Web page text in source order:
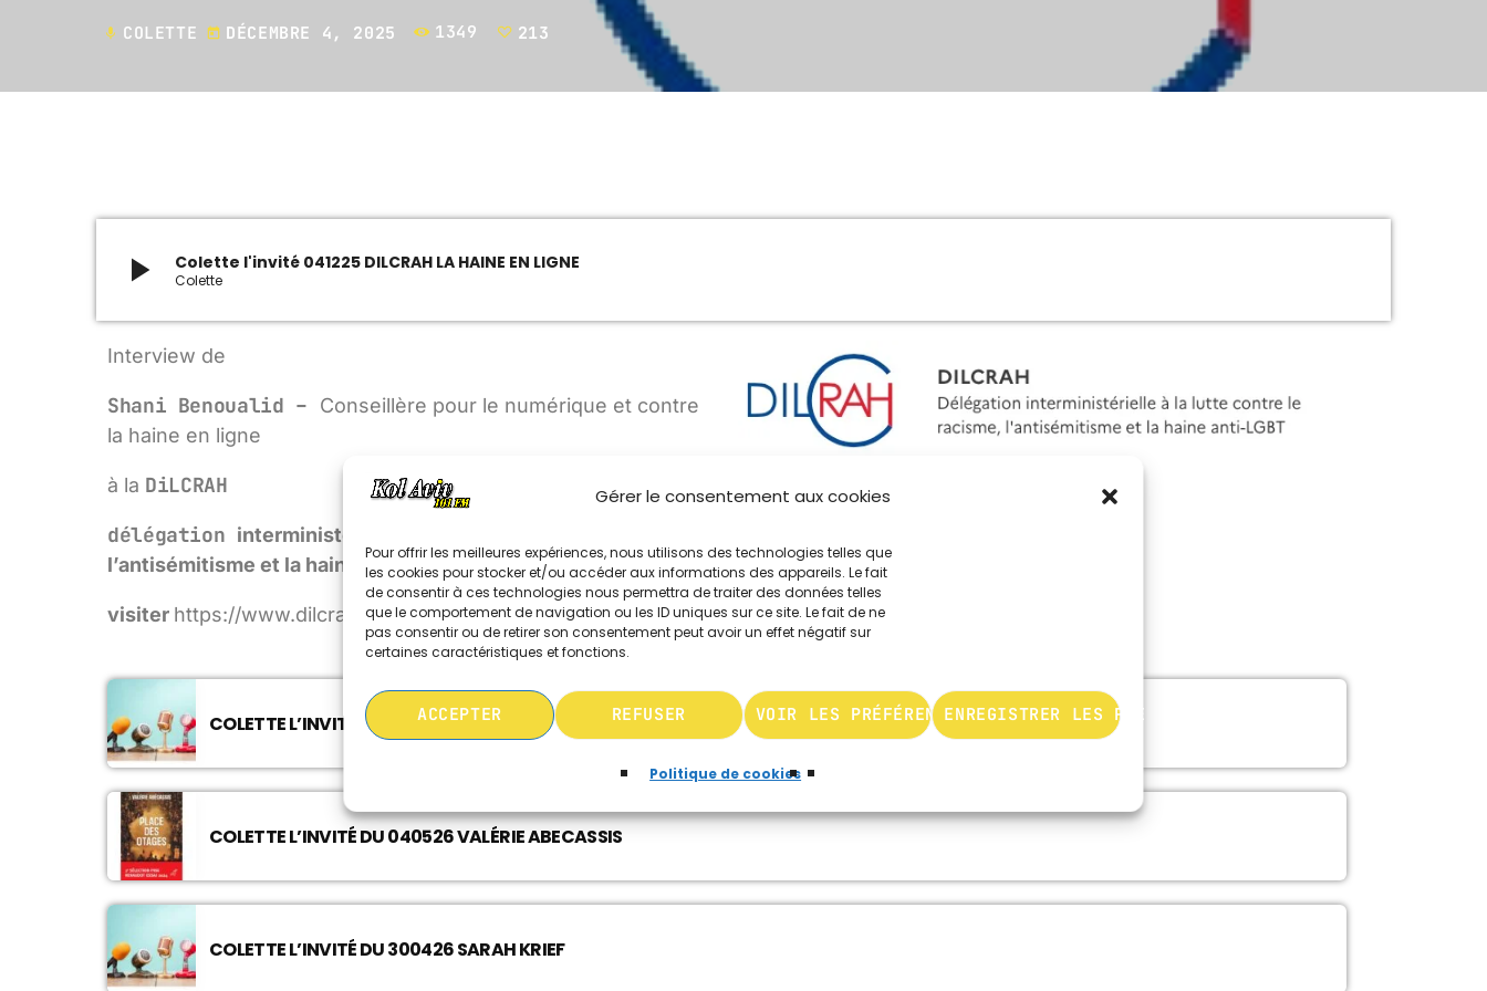
Gérer le consentement aux cookies
Pour offrir les meilleures expériences, nous utilisons des technologies telles que
les cookies pour stocker et/ou accéder aux informations des appareils. Le fait
de consentir à ces technologies nous permettra de traiter des données telles
que le comportement de navigation ou les ID uniques sur ce site. Le fait de ne
pas consentir ou de retirer son consentement peut avoir un effet négatif sur
certaines caractéristiques et fonctions.
ACCEPTER REFUSER VOIR LES PRÉFÉRENCESENREGISTRER LES PRÉFÉRENCES
Politique de cookies
mic COLETTE today DÉCEMBRE 4, 2025 1349 213
play_arrow Colette l'invité 041225 DILCRAH LA HAINE EN LIGNE
Colette
Interview de
Shani Benoualid –
Conseillère pour le numérique et contre
la haine en ligne
à la DiLCRAH
délégation interministérielle à la lutte contre le racisme,
l’antisémitisme et la haine anti-LGBT
visiter https://www.dilcrah.gouv.fr/ surDILCRAH
COLETTE L’INVITÉ DU 070526 VÉRONIQUE BARSONY UN RÉSISTANT JUIF À TOULOUSE PART 4
COLETTE L’INVITÉ DU 040526 VALÉRIE ABECASSIS
COLETTE L’INVITÉ DU 300426 SARAH KRIEF